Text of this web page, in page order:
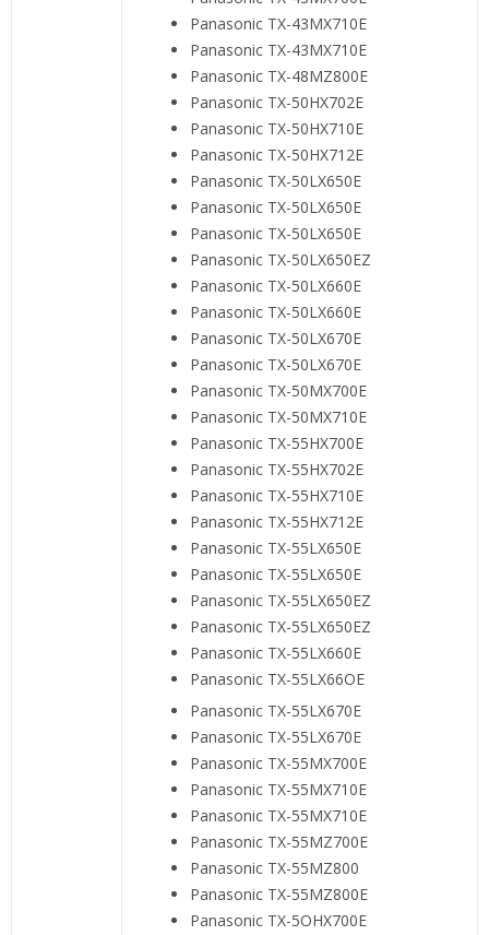
Panasonic TX-43MX710E
Panasonic TX-43MX710E
Panasonic TX-48MZ800E
Panasonic TX-50HX702E
Panasonic TX-50HX710E
Panasonic TX-50HX712E
Panasonic TX-50LX650E
Panasonic TX-50LX650E
Panasonic TX-50LX650E
Panasonic TX-50LX650EZ
Panasonic TX-50LX660E
Panasonic TX-50LX660E
Panasonic TX-50LX670E
Panasonic TX-50LX670E
Panasonic TX-50MX700E
Panasonic TX-50MX710E
Panasonic TX-55HX700E
Panasonic TX-55HX702E
Panasonic TX-55HX710E
Panasonic TX-55HX712E
Panasonic TX-55LX650E
Panasonic TX-55LX650E
Panasonic TX-55LX650EZ
Panasonic TX-55LX650EZ
Panasonic TX-55LX660E
Panasonic TX-55LX66OE
Panasonic TX-55LX670E
Panasonic TX-55LX670E
Panasonic TX-55MX700E
Panasonic TX-55MX710E
Panasonic TX-55MX710E
Panasonic TX-55MZ700E
Panasonic TX-55MZ800
Panasonic TX-55MZ800E
Panasonic TX-5OHX700E